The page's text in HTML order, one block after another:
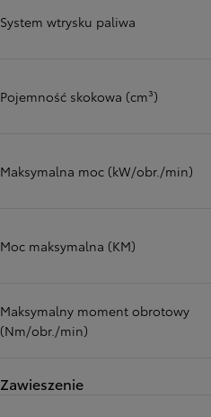
System wtrysku paliwa
Pojemność skokowa (cm³)
Maksymalna moc (kW/obr./min)
Moc maksymalna (KM)
Maksymalny moment obrotowy
(Nm/obr./min)
Zawieszenie